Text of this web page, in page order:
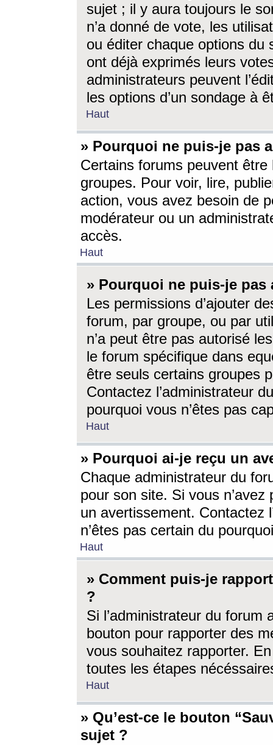
sujet ; il y aura toujours le
n’a donné de vote, les
ou éditer chaque options du
ont déjà exprimés leurs
administrateurs peuvent
les options d’un sondage à
Haut
» Pourquoi ne puis-je pas
Certains forums peuvent être
groupes. Pour voir, lire,
action, vous avez besoin de
modérateur ou un
accès.
Haut
» Pourquoi ne puis-je
Les permissions d’ajouter
forum, par groupe, ou par
n’a peut être pas autorisé
le forum spécifique dans
être seuls certains groupes
Contactez l’administrateur
pourquoi vous n’êtes pas
Haut
» Pourquoi ai-je reçu un
Chaque administrateur du
pour son site. Si vous
un avertissement. Contactez
n’êtes pas certain du
Haut
» Comment puis-je
?
Si l’administrateur du forum
bouton pour rapporter des
vous souhaitez rapporter.
toutes les étapes
Haut
» Qu’est-ce le bouton
sujet ?